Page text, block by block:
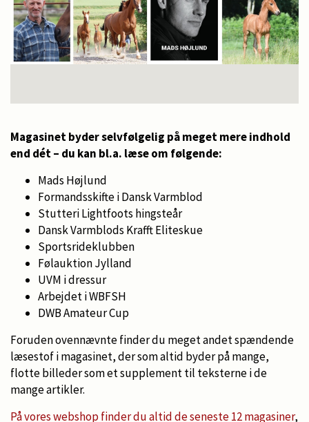
Magasinet byder selvfølgelig på meget mere indhold
end dét – du kan bl.a. læse om følgende:
Mads Højlund
Formandsskifte i Dansk Varmblod
Stutteri Lightfoots hingsteår
Dansk Varmblods Krafft Eliteskue
Sportsrideklubben
Følauktion Jylland
UVM i dressur
Arbejdet i WBFSH
DWB Amateur Cup
Foruden ovennævnte finder du meget andet spændende
læsestof i magasinet, der som altid byder på mange,
flotte billeder som et supplement til teksterne i de
mange artikler.
På vores webshop finder du altid de seneste 12 magasiner,